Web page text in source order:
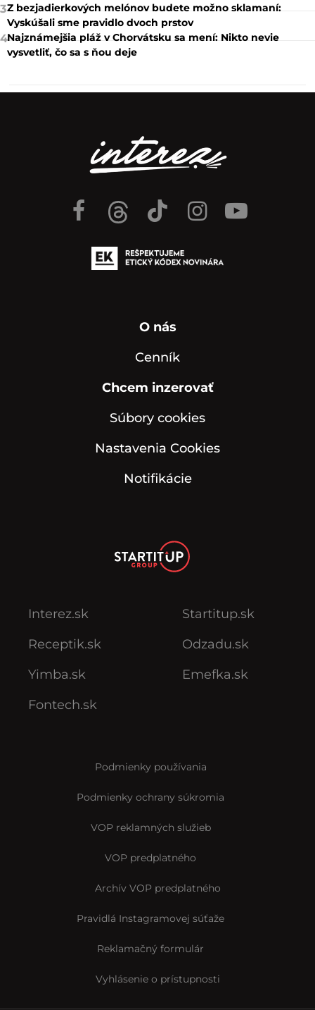
3Z bezjadierkových melónov budete možno sklamaní:
Vyskúšali sme pravidlo dvoch prstov
4Najznámejšia pláž v Chorvátsku sa mení: Nikto nevie
vysvetliť, čo sa s ňou deje
O nás
Cenník
Chcem inzerovať
Súbory cookies
Nastavenia Cookies
Notifikácie
Interez.sk
Receptik.sk
Yimba.sk
Fontech.sk
Startitup.sk
Odzadu.sk
Emefka.sk
Podmienky používania
Podmienky ochrany súkromia
VOP reklamných služieb
VOP predplatného
Archív VOP predplatného
Pravidlá Instagramovej súťaže
Reklamačný formulár
Vyhlásenie o prístupnosti